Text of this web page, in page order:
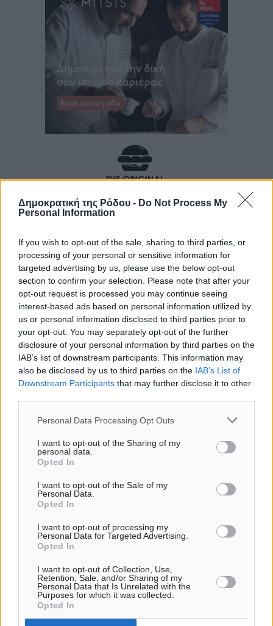
Δημοκρατική της Ρόδου - Do Not Process My
Personal Information
If you wish to opt-out of the sale, sharing to third parties, or
processing of your personal or sensitive information for
targeted advertising by us, please use the below opt-out
section to confirm your selection. Please note that after your
opt-out request is processed you may continue seeing
interest-based ads based on personal information utilized by
us or personal information disclosed to third parties prior to
your opt-out. You may separately opt-out of the further
disclosure of your personal information by third parties on the
IAB’s list of downstream participants. This information may
also be disclosed by us to third parties on the IAB’s List of
Downstream Participants that may further disclose it to other
Personal Data Processing Opt Outs
I want to opt-out of the Sharing of my
personal data.
Opted In
I want to opt-out of the Sale of my
Personal Data.
Opted In
I want to opt-out of processing my
Personal Data for Targeted Advertising.
Opted In
I want to opt-out of Collection, Use,
Retention, Sale, and/or Sharing of my
Personal Data that Is Unrelated with the
Purposes for which it was collected.
Opted In
Ροή ειδήσεων
Έφυγε από τη ζωή ο επί σειρά ετών εφημέριος στον
ιερό Ναό του Αγίου Νικολάου Παστίδας Μιχαήλ
Τοπικές Ειδήσεις• πριν 1 ώρα
της ΔΕΘ
Ειδήσεις• πριν 4 ώρες